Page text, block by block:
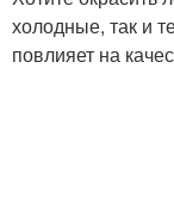
холодные, так и
повлияет на